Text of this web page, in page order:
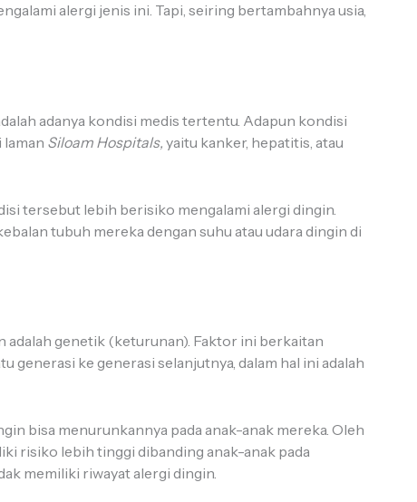
alergi jenis ini. Tapi, seiring bertambahnya usia,
adanya kondisi medis tertentu. Adapun kondisi
laman Siloam Hospitals, yaitu kanker, hepatitis, atau
tersebut lebih berisiko mengalami alergi dingin.
tubuh mereka dengan suhu atau udara dingin di
adalah genetik (keturunan). Faktor ini berkaitan
generasi ke generasi selanjutnya, dalam hal ini adalah
bisa menurunkannya pada anak-anak mereka. Oleh
risiko lebih tinggi dibanding anak-anak pada
memiliki riwayat alergi dingin.